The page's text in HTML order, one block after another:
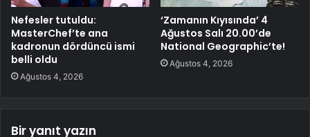
Nefesler tutuldu:
MasterChef’te ana
kadronun dördüncü ismi
belli oldu
Ağustos 4, 2026
‘Zamanın Kıyısında’ 4
Ağustos Salı 20.00’de
National Geographic’te!
Ağustos 4, 2026
Bir yanıt yazın